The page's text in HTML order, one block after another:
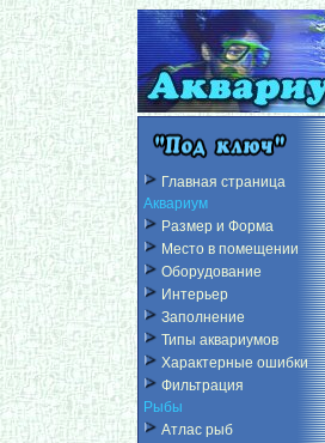
Главная страница
Аквариум
Размер и Форма
Место в помещении
Оборудование
Интерьер
Заполнение
Типы аквариумов
Характерные ошибки
Фильтрация
Рыбы
Атлас рыб